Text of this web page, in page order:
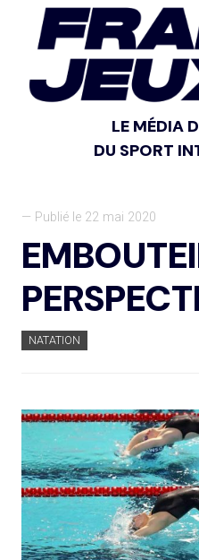
LE MÉDIA
DU SPORT
— Publié le 22 mai 2020
NATATION